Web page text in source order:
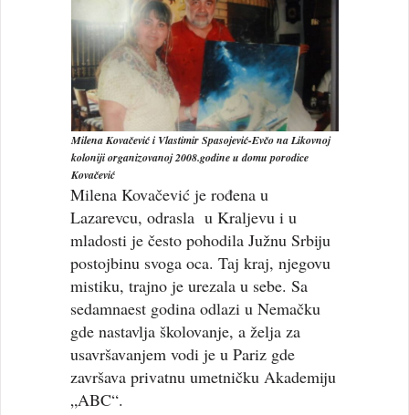
Milena Kovačević i Vlastimir Spasojević-Evčo na Likovnoj
koloniji organizovanoj 2008.godine u domu porodice
Kovačević
Milena Kovačević je rođena u
Lazarevcu, odrasla u Kraljevu i u
mladosti je često pohodila Južnu Srbiju
postojbinu svoga oca. Taj kraj, njegovu
mistiku, trajno je urezala u sebe. Sa
sedamnaest godina odlazi u Nemačku
gde nastavlja školovanje, a želja za
usavršavanjem vodi je u Pariz gde
završava privatnu umetničku Akademiju
„ABC“.